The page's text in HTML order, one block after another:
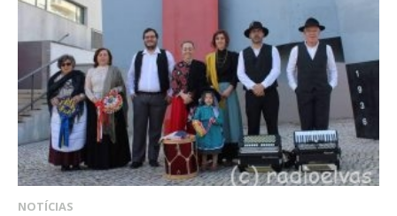
NOTÍCIAS